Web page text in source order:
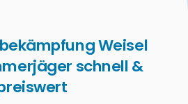
Weisel
schnell &